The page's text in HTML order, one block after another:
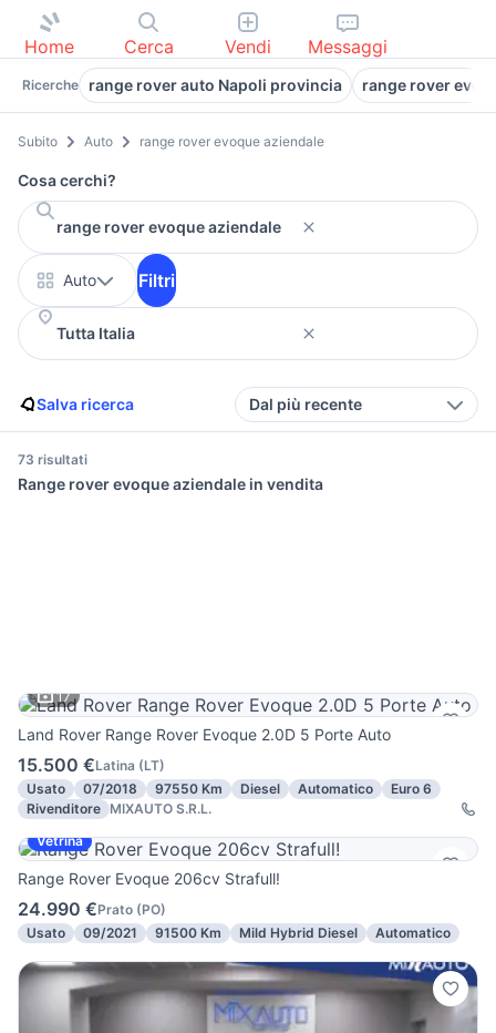
Home Cerca Vendi Messaggi
Ricerche range rover auto Napoli provincia range rover
Subito Auto range rover evoque aziendale
Cosa cerchi?
Auto Filtri
Salva ricerca Dal più recente
73 risultati
Range rover evoque aziendale in vendita
17
Land Rover Range Rover Evoque 2.0D 5 Porte Auto
15.500 €Latina (LT)
Usato
07/2018 97550 Km Diesel Automatico
Euro 6
Rivenditore MIXAUTO S.R.L.
Vetrina
Range Rover Evoque 206cv Strafull!
24.990 €Prato (PO)
Usato
09/2021 91500 Km Mild Hybrid Diesel Automatico